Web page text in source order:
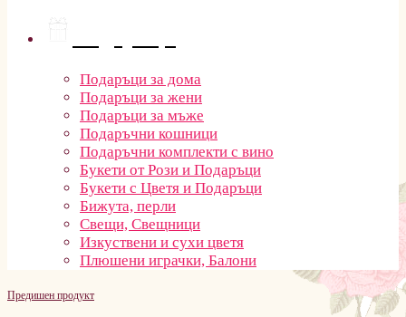
Подаръци за дома
Подаръци за жени
Подаръци за мъже
Подаръчни кошници
Подаръчни комплекти с вино
Букети от Рози и Подаръци
Букети с Цветя и Подаръци
Бижута, перли
Свещи, Свещници
Изкуствени и сухи цветя
Плюшени играчки, Балони
Предишен продукт